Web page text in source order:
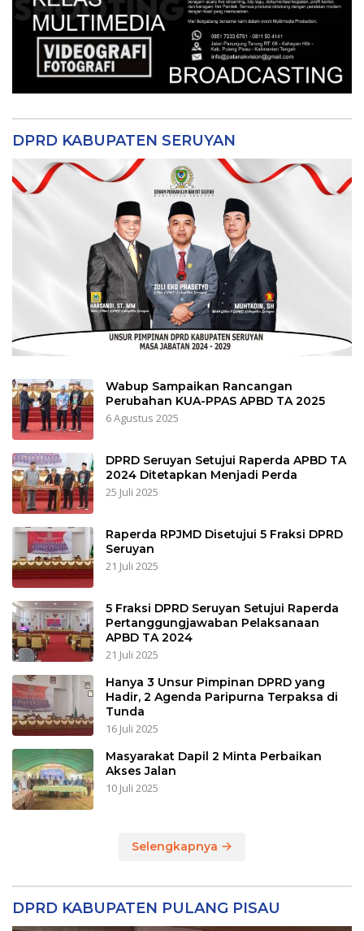
DPRD KABUPATEN SERUYAN
Wabup Sampaikan Rancangan
Perubahan KUA-PPAS APBD TA 2025
6 Agustus 2025
DPRD Seruyan Setujui Raperda APBD TA
2024 Ditetapkan Menjadi Perda
25 Juli 2025
Raperda RPJMD Disetujui 5 Fraksi DPRD
Seruyan
21 Juli 2025
5 Fraksi DPRD Seruyan Setujui Raperda
Pertanggungjawaban Pelaksanaan
APBD TA 2024
21 Juli 2025
Hanya 3 Unsur Pimpinan DPRD yang
Hadir, 2 Agenda Paripurna Terpaksa di
Tunda
16 Juli 2025
Masyarakat Dapil 2 Minta Perbaikan
Akses Jalan
10 Juli 2025
Selengkapnya
DPRD KABUPATEN PULANG PISAU